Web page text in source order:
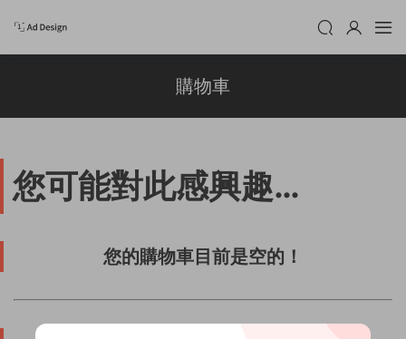
購物車
您可能對此感興趣…
您的購物車目前是空的！